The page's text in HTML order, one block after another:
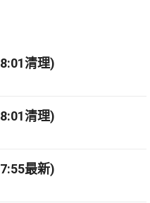
清理)
清理)
最新)